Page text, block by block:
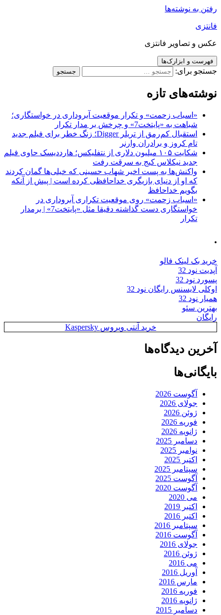
رفتن به نوشته‌ها
فانتزی
عکس و تصاویر فانتزی
فهرست و ابزارک‌ها
جستجو برای:
نوشته‌های تازه
«اسباب زحمت» و تکرار موقعیت آبروداری در خواستگاری؛
شباهت به «پایتخت7» و چرخش بر مدار تکرار
استقبال کم‌رمق از تریلر Digger؛ زنگ خطر برای فیلم جدید
تام کروز و برادران وارنر
شکایت ۱۰۵ میلیون دلاری از نتفلیکس؛ هارددیسک حاوی فیلم
جدید نیکلاس کیج به سرقت رفت
واکنش‌ها به پست اخیر شهاب حسینی که خیلی‌ها گمان کردند
که او از دنیای بازیگری خداحافظی کرده است | پیش از آنکه
بگویم خداحافظ
«اسباب زحمت» روی موقعیت تکراری آبروداری در
خواستگاری دست گذاشته دقیقا مثل «پایتخت7» | برمدار
تکرار
.
خرید بک لینک فالو
آپدیت نود 32
پسورد نود 32
اوکلی لایسنس رایگان نود 32
همیار نود 32
بهترین سئو
رایگان
خرید آنتی ویروس Kaspersky
آخرین دیدگاه‌ها
بایگانی‌ها
آگوست 2026
جولای 2026
ژوئن 2026
فوریه 2026
ژانویه 2026
دسامبر 2025
نوامبر 2025
اکتبر 2025
سپتامبر 2025
آگوست 2025
آگوست 2020
می 2020
اکتبر 2019
اکتبر 2016
سپتامبر 2016
آگوست 2016
جولای 2016
ژوئن 2016
می 2016
آوریل 2016
مارس 2016
فوریه 2016
ژانویه 2016
دسامبر 2015